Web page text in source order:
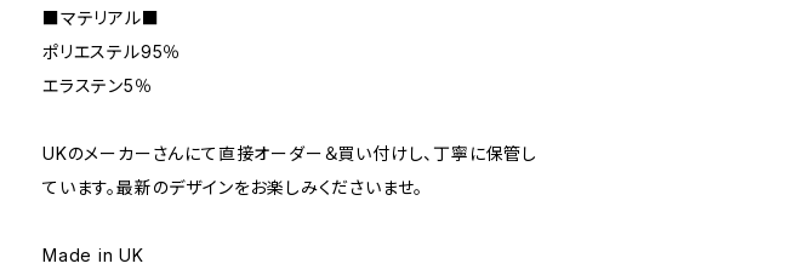
■マテリアル■
ポリエステル95％
エラステン5％
UKのメーカーさんにて直接オーダー＆買い付けし、丁寧に保管し
ています。最新のデザインをお楽しみくださいませ。
Made in UK